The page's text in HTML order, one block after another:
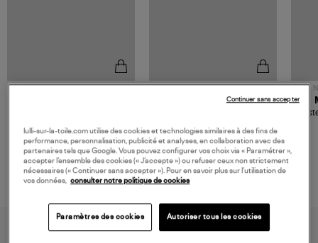
TORAL
lulli-sur-la-toile.com utilise des cookies et technologies similaires à des fins de
performance, personnalisation, publicité et analyses, en collaboration avec des
partenaires tels que Google. Vous pouvez configurer vos choix via « Paramétrer »,
accepter l’ensemble des cookies (« J’accepte ») ou refuser ceux non strictement
nécessaires (« Continuer sans accepter »). Pour en savoir plus sur l’utilisation de
vos données,
consulter notre politique de cookies
Paramètres des cookies Autoriser tous les cookies
Continuer sans accepter